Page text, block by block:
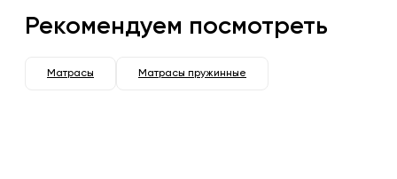
Рекомендуем посмотреть
Матрасы Матрасы пружинные